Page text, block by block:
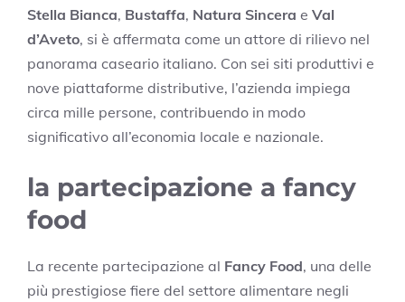
Stella Bianca, Bustaffa, Natura Sincera e Val
d’Aveto, si è affermata come un attore di rilievo nel
panorama caseario italiano. Con sei siti produttivi e
nove piattaforme distributive, l’azienda impiega
circa mille persone, contribuendo in modo
significativo all’economia locale e nazionale.
la partecipazione a fancy
food
La recente partecipazione al Fancy Food, una delle
più prestigiose fiere del settore alimentare negli